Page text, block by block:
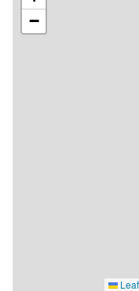
−